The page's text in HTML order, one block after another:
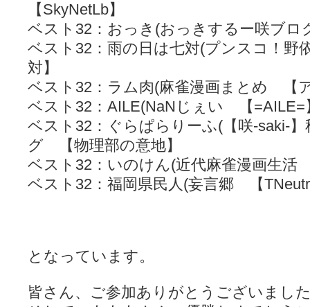
【SkyNetLb】
ベスト32：おっき(おっきするー咲ブ
ベスト32：雨の日は七対(プンスコ！
対】
ベスト32：ラム肉(麻雀漫画まとめ 【
ベスト32：AILE(NaNじぇい 【=AILE=
ベスト32：ぐらぱらりーふ(【咲-saki-
グ 【物理部の意地】
ベスト32：いのけん(近代麻雀漫画生
ベスト32：福岡県民人(妄言郷 【
となっています。
皆さん、ご参加ありがとうございまし